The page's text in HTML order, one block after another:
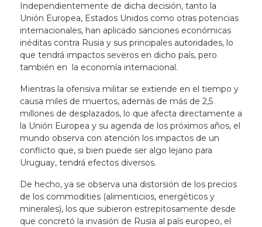
Independientemente de dicha decisión, tanto la
Unión Europea, Estados Unidos como otras potencias
internacionales, han aplicado sanciones económicas
inéditas contra Rusia y sus principales autoridades, lo
que tendrá impactos severos en dicho país, pero
también en la economía internacional.
Mientras la ofensiva militar se extiende en el tiempo y
causa miles de muertos, además de más de 2,5
millones de desplazados, lo que afecta directamente a
la Unión Europea y su agenda de los próximos años, el
mundo observa con atención los impactos de un
conflicto que, si bien puede ser algo lejano para
Uruguay, tendrá efectos diversos.
De hecho, ya se observa una distorsión de los precios
de los commodities (alimenticios, energéticos y
minerales), los que subieron estrepitosamente desde
que concretó la invasión de Rusia al país europeo, el